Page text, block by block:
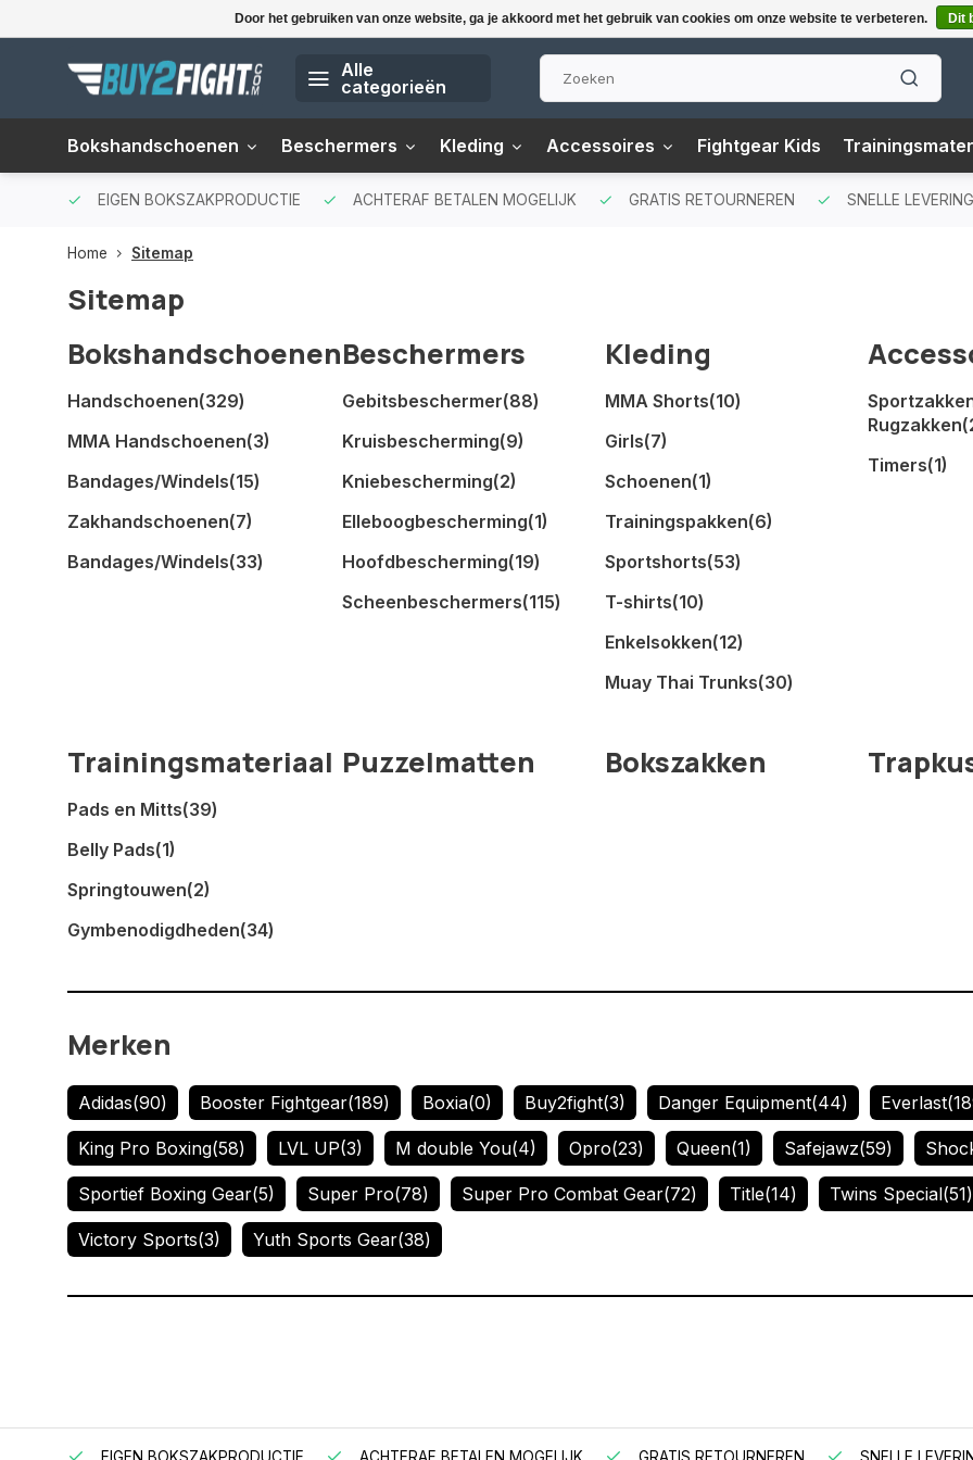
Alle
categorieën
Bokshandschoenen Beschermers Kleding Accessoires Fightgear Kids
EIGEN BOKSZAKPRODUCTIE ACHTERAF BETALEN MOGELIJK GRATIS RETOURNEREN SNELLE
Home Sitemap
Sitemap
Bokshandschoenen
Handschoenen(329)
MMA Handschoenen(3)
Bandages/Windels(15)
Zakhandschoenen(7)
Bandages/Windels(33)
Beschermers
Gebitsbeschermer(88)
Kruisbescherming(9)
Kniebescherming(2)
Elleboogbescherming(1)
Hoofdbescherming(19)
Scheenbeschermers(115)
Kleding
MMA Shorts(10)
Girls(7)
Schoenen(1)
Trainingspakken(6)
Sportshorts(53)
T-shirts(10)
Enkelsokken(12)
Muay Thai Trunks(30)
Rugzakken
Timers(1)
Trainingsmateriaal
Pads en Mitts(39)
Belly Pads(1)
Springtouwen(2)
Gymbenodigdheden(34)
Puzzelmatten Bokszakken
Merken
Adidas(90) Booster Fightgear(189) Boxia(0) Buy2fight(3) Danger Equipment(44) Everlast
King Pro Boxing(58) LVL UP(3) M double You(4) Opro(23) Queen(1) Safejawz(59)
Sportief Boxing Gear(5) Super Pro(78) Super Pro Combat Gear(72) Title(14) Twins Special(51)
Victory Sports(3) Yuth Sports Gear(38)
Door het gebruiken van onze website, ga je akkoord met het gebruik van cookies om onze website te verbeteren. Dit